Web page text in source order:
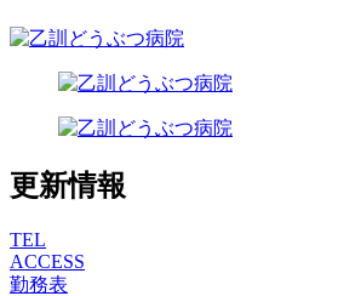
更新情報
TEL
ACCESS
勤務表